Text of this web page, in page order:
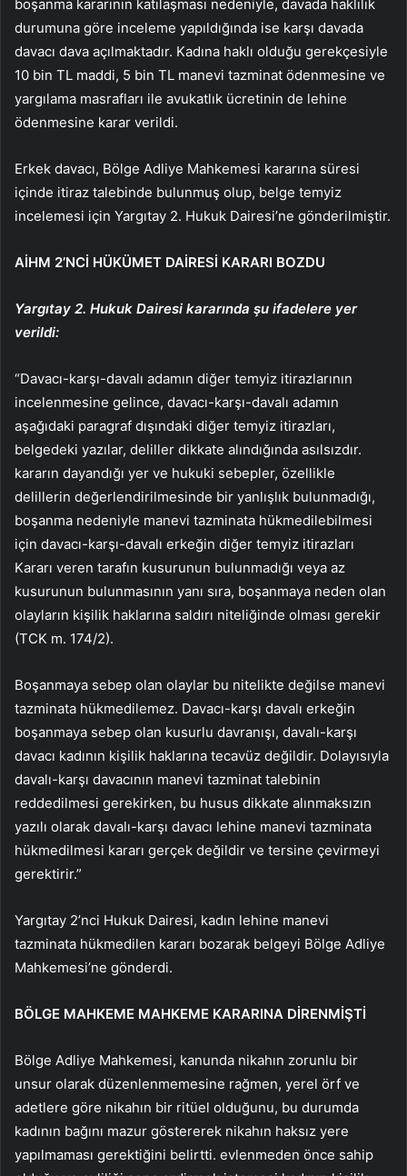
boşanma kararının katılaşması nedeniyle, davada haklılık
durumuna göre inceleme yapıldığında ise karşı davada
davacı dava açılmaktadır. Kadına haklı olduğu gerekçesiyle
10 bin TL maddi, 5 bin TL manevi tazminat ödenmesine ve
yargılama masrafları ile avukatlık ücretinin de lehine
ödenmesine karar verildi.
Erkek davacı, Bölge Adliye Mahkemesi kararına süresi
içinde itiraz talebinde bulunmuş olup, belge temyiz
incelemesi için Yargıtay 2. Hukuk Dairesi’ne gönderilmiştir.
AİHM 2’NCİ HÜKÜMET DAİRESİ KARARI BOZDU
Yargıtay 2. Hukuk Dairesi kararında şu ifadelere yer
verildi:
“Davacı-karşı-davalı adamın diğer temyiz itirazlarının
incelenmesine gelince, davacı-karşı-davalı adamın
aşağıdaki paragraf dışındaki diğer temyiz itirazları,
belgedeki yazılar, deliller dikkate alındığında asılsızdır.
kararın dayandığı yer ve hukuki sebepler, özellikle
delillerin değerlendirilmesinde bir yanlışlık bulunmadığı,
boşanma nedeniyle manevi tazminata hükmedilebilmesi
için davacı-karşı-davalı erkeğin diğer temyiz itirazları
Kararı veren tarafın kusurunun bulunmadığı veya az
kusurunun bulunmasının yanı sıra, boşanmaya neden olan
olayların kişilik haklarına saldırı niteliğinde olması gerekir
(TCK m. 174/2).
Boşanmaya sebep olan olaylar bu nitelikte değilse manevi
tazminata hükmedilemez. Davacı-karşı davalı erkeğin
boşanmaya sebep olan kusurlu davranışı, davalı-karşı
davacı kadının kişilik haklarına tecavüz değildir. Dolayısıyla
davalı-karşı davacının manevi tazminat talebinin
reddedilmesi gerekirken, bu husus dikkate alınmaksızın
yazılı olarak davalı-karşı davacı lehine manevi tazminata
hükmedilmesi kararı gerçek değildir ve tersine çevirmeyi
gerektirir.”
Yargıtay 2’nci Hukuk Dairesi, kadın lehine manevi
tazminata hükmedilen kararı bozarak belgeyi Bölge Adliye
Mahkemesi’ne gönderdi.
BÖLGE MAHKEME MAHKEME KARARINA DİRENMİŞTİ
Bölge Adliye Mahkemesi, kanunda nikahın zorunlu bir
unsur olarak düzenlenmemesine rağmen, yerel örf ve
adetlere göre nikahın bir ritüel olduğunu, bu durumda
kadının bağını mazur göstererek nikahın haksız yere
yapılmaması gerektiğini belirtti. evlenmeden önce sahip